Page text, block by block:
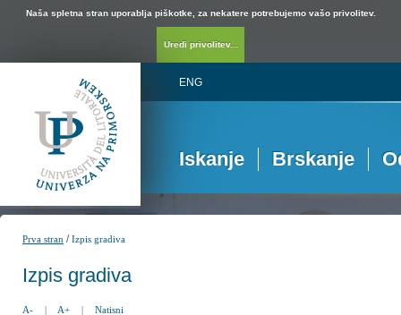
Naša spletna stran uporablja piškotke, za nekatere potrebujemo vašo privolitev.
Uredi privolitev...
ENG
Iskanje Brskanje
Prva stran /Izpis gradiva
Izpis gradiva
A- | A+ | Natisni